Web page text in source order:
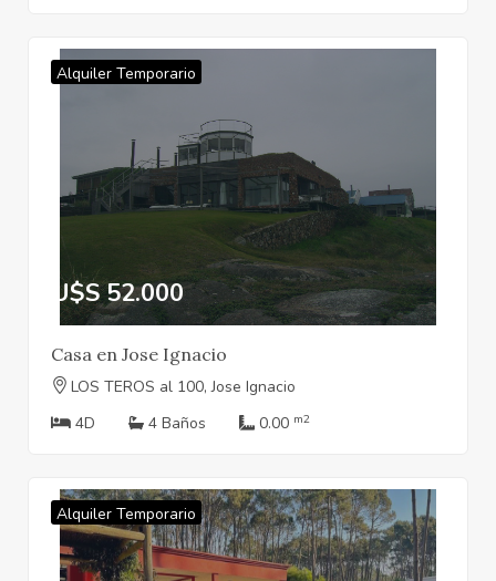
Alquiler Temporario
U$S 52.000
Casa en Jose Ignacio
LOS TEROS al 100, Jose Ignacio
4D
4 Baños 0.00 m2
Alquiler Temporario